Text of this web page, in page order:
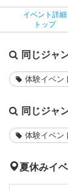
イベント詳細
トップ
同じジャ
体験イベン
同じジャ
体験イベン
夏休みイ